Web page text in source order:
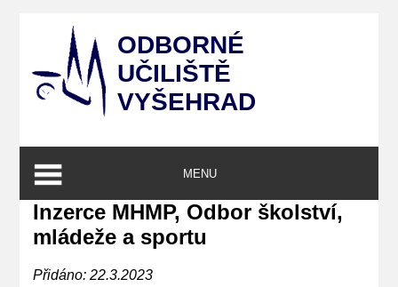
ODBORNÉ
UČILIŠTĚ
VYŠEHRAD
MENU
Inzerce MHMP, Odbor školství,
mládeže a sportu
Přidáno: 22.3.2023